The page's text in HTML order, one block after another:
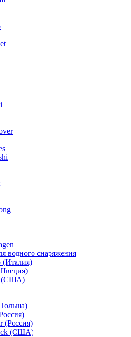
водного снаряжения
(Италия)
(США)
(Россия)
(США)